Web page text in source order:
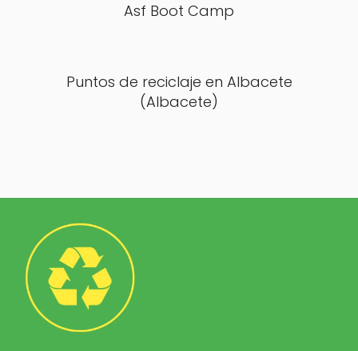
Asf Boot Camp
Puntos de reciclaje en Albacete
(Albacete)